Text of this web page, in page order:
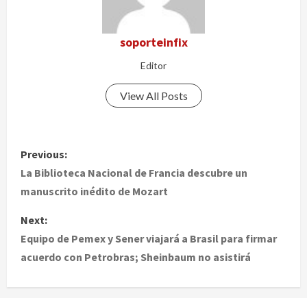
soporteinfix
Editor
View All Posts
P
o
t
n
a
Previous:
La Biblioteca Nacional de Francia descubre un
manuscrito inédito de Mozart
Next:
Equipo de Pemex y Sener viajará a Brasil para firmar
acuerdo con Petrobras; Sheinbaum no asistirá